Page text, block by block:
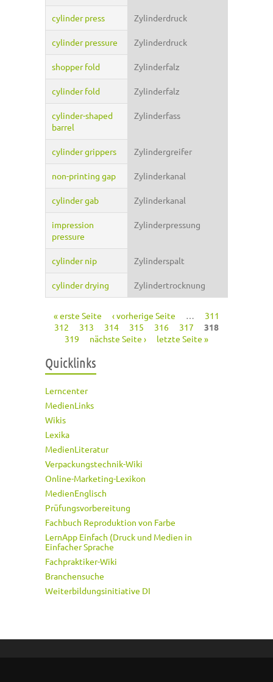
cylinder press Zylinderdruck
cylinder pressure Zylinderdruck
shopper fold Zylinderfalz
cylinder fold Zylinderfalz
cylinder-shaped
barrel
Zylinderfass
cylinder grippers Zylindergreifer
non-printing gap Zylinderkanal
cylinder gab Zylinderkanal
impression
pressure
Zylinderpressung
cylinder nip Zylinderspalt
cylinder drying Zylindertrocknung
Seiten
« erste Seite ‹ vorherige Seite …
311
312
313 314 315 316 317
318
319
nächste Seite › letzte Seite »
Quicklinks
Lerncenter
MedienLinks
Wikis
Lexika
MedienLiteratur
Verpackungstechnik-Wiki
Online-Marketing-Lexikon
MedienEnglisch
Prüfungsvorbereitung
Fachbuch Reproduktion von Farbe
LernApp Einfach (Druck und Medien in
Einfacher Sprache
Fachpraktiker-Wiki
Branchensuche
Weiterbildungsinitiative DI